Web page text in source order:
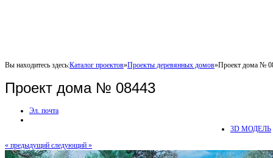
Вы находитесь здесь:Каталог проектов»Проекты деревянных домов»Проект дома №
Проект дома № 08443
Эл. почта
3D МОДЕЛЬ
« предыдущий следующий »